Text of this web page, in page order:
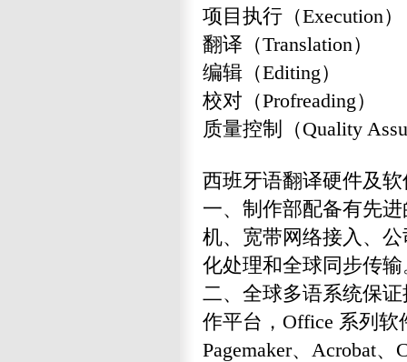
项目执行（Execution）
翻译（Translation）
编辑（Editing）
校对（Profreading）
质量控制（Quality
西班牙语翻译硬件及
一、制作部配备有先
机、宽带网络接入、
化处理和全球同步传输
二、全球多语系统保
作平台，Office 系列软
Pagemaker、Acrobat